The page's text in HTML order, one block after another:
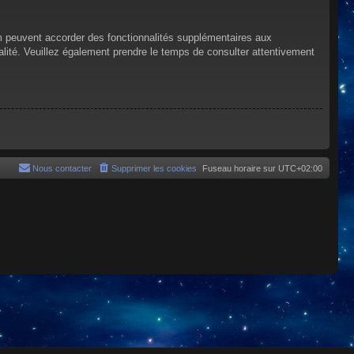
accorder des fonctionnalités supplémentaires aux
Veuillez également prendre le temps de consulter attentivement
Fuseau horaire sur UTC+02:00
Supprimer les cookies
Nous contacter